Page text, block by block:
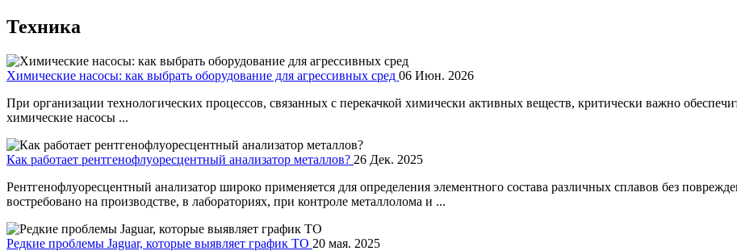
Техника
Химические насосы: как выбрать оборудование для агрессивных сред 06 Июн. 2026
При организации технологических процессов, связанных с перекачкой химически активных веществ, критически важно
химические насосы ...
Как работает рентгенофлуоресцентный анализатор металлов? 26 Дек. 2025
Рентгенофлуоресцентный анализатор широко применяется для определения элементного состава различных сплавов без
востребовано на производстве, в лабораториях, при контроле металлолома и ...
Редкие проблемы Jaguar, которые выявляет график ТО 20 мая. 2025